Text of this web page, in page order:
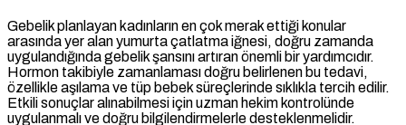
Gebelik planlayan kadınların en çok merak ettiği konular
arasında yer alan yumurta çatlatma iğnesi, doğru zamanda
uygulandığında gebelik şansını artıran önemli bir yardımcıdır.
Hormon takibiyle zamanlaması doğru belirlenen bu tedavi,
özellikle aşılama ve tüp bebek süreçlerinde sıklıkla tercih edilir.
Etkili sonuçlar alınabilmesi için uzman hekim kontrolünde
uygulanmalı ve doğru bilgilendirmelerle desteklenmelidir.